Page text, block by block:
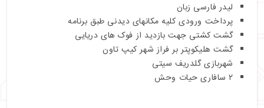
لیدر فارسی زبان
پرداخت ورودی کلیه مکانهای دیدنی طبق برنامه
گشت کشتی جهت بازدید از فوک های دریایی
گشت هلیکوپتر بر فراز شهر کیپ تاون
شهربازی گلدریف سیتی
۲ سافاری حیات وحش